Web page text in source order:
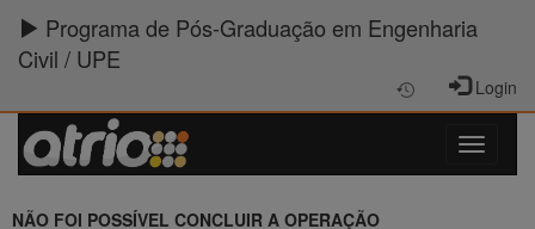
Programa de Pós-Graduação em Engenharia
Civil / UPE
Login
NÃO FOI POSSÍVEL CONCLUIR A OPERAÇÃO